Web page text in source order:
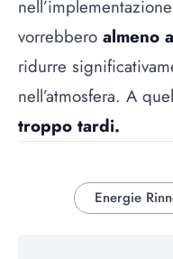
vorrebbero almeno
ridurre
nell’atmosfera. A
troppo tardi.
Energie